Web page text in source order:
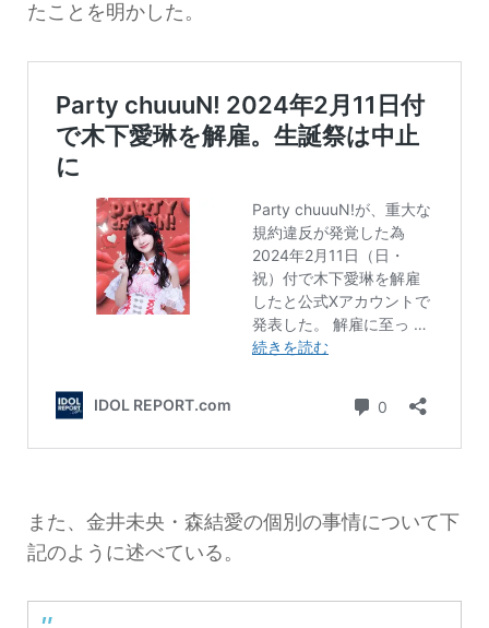
たことを明かした。
また、金井未央・森結愛の個別の事情について下
記のように述べている。